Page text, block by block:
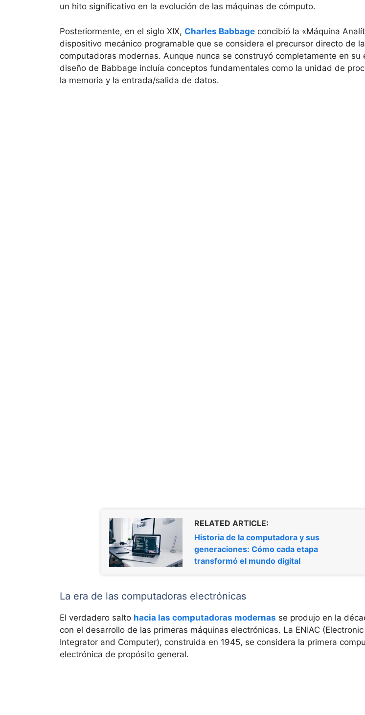
un hito significativo en la evolución de las máquinas de cómputo.
Posteriormente, en el siglo XIX, Charles Babbage concibió la «Máquina
dispositivo mecánico programable que se considera el precursor directo de
computadoras modernas. Aunque nunca se construyó completamente en su
diseño de Babbage incluía conceptos fundamentales como la unidad de
la memoria y la entrada/salida de datos.
RELATED ARTICLE:
Historia de la computadora y sus
generaciones: Cómo cada etapa
transformó el mundo digital
La era de las computadoras electrónicas
El verdadero salto hacia las computadoras modernas se produjo en la
con el desarrollo de las primeras máquinas electrónicas. La ENIAC
Integrator and Computer), construida en 1945, se considera la primera
electrónica de propósito general.